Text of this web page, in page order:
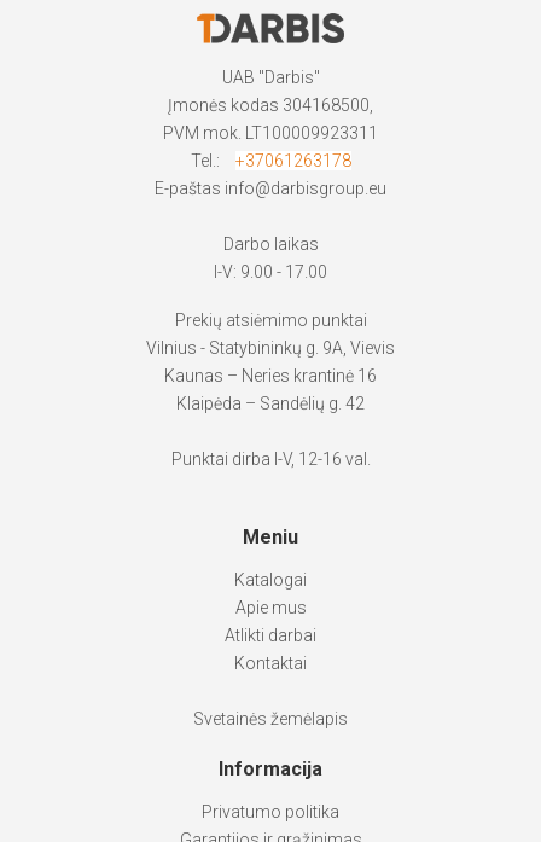
UAB "Darbis"
Įmonės kodas 304168500,
PVM mok. LT100009923311
Tel.:
+37061263178
E-paštas info@darbisgroup.eu
Darbo laikas
I-V: 9.00 - 17.00
Prekių atsiėmimo punktai
Vilnius - Statybininkų g. 9A, Vievis
Kaunas – Neries krantinė 16
Klaipėda – Sandėlių g. 42
Punktai dirba I-V, 12-16 val.
Meniu
Katalogai
Apie mus
Atlikti darbai
Kontaktai
Svetainės žemėlapis
Informacija
Privatumo politika